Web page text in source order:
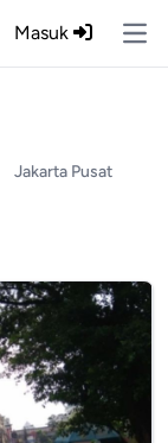
Masuk
Jakarta Pusat